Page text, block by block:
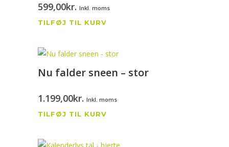
599,00kr. Inkl. moms
TILFØJ TIL KURV
Nu falder sneen – stor
1.199,00kr. Inkl. moms
TILFØJ TIL KURV